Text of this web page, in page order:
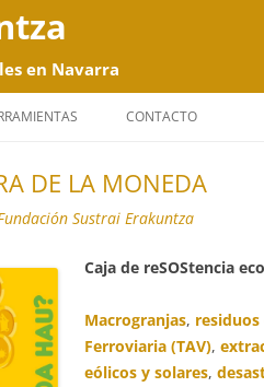
en Navarra
Saltar
al CONTACTO
DE LA MONEDA
Sustrai Erakuntza
Caja de reSOStencia
Macrogranjas,
Ferroviaria (TAV),
eólicos y solares,